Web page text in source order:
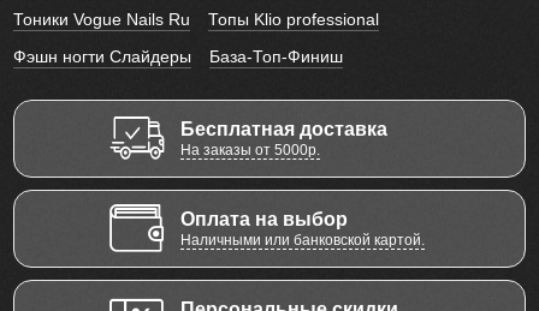
Тоники Vogue Nails Ru
Топы Klio professional
Фэшн ногти Слайдеры
База-Топ-Финиш
Бесплатная доставка
На заказы от 5000р.
Оплата на выбор
Наличными или банковской картой.